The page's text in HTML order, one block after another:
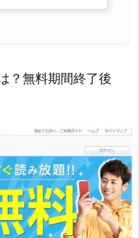
？無料期間終了後